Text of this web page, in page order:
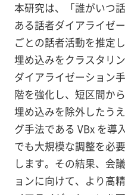
本研究は、「誰がいつ
ある話者ダイアライゼ
ごとの話者活動を推定
埋め込みをクラスタリ
ダイアライゼーション
階を強化し、短区間か
埋め込みを除外したう
グ手法である VBx を導
でも大規模な調整を必
します。その結果、会
ョンに向けて、より高